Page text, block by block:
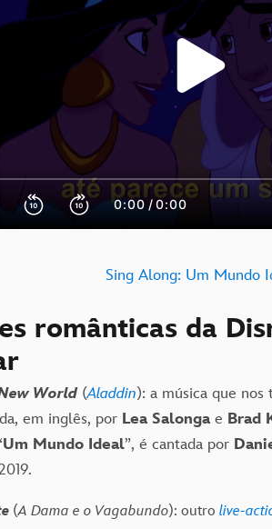
Sing Along: Um Mundo
românticas da
World(Aladdin): a música que
em inglês, por Lea Salonga e Brad
Um Mundo Ideal”, é cantada por
(A Dama e o Vagabundo): outro live-